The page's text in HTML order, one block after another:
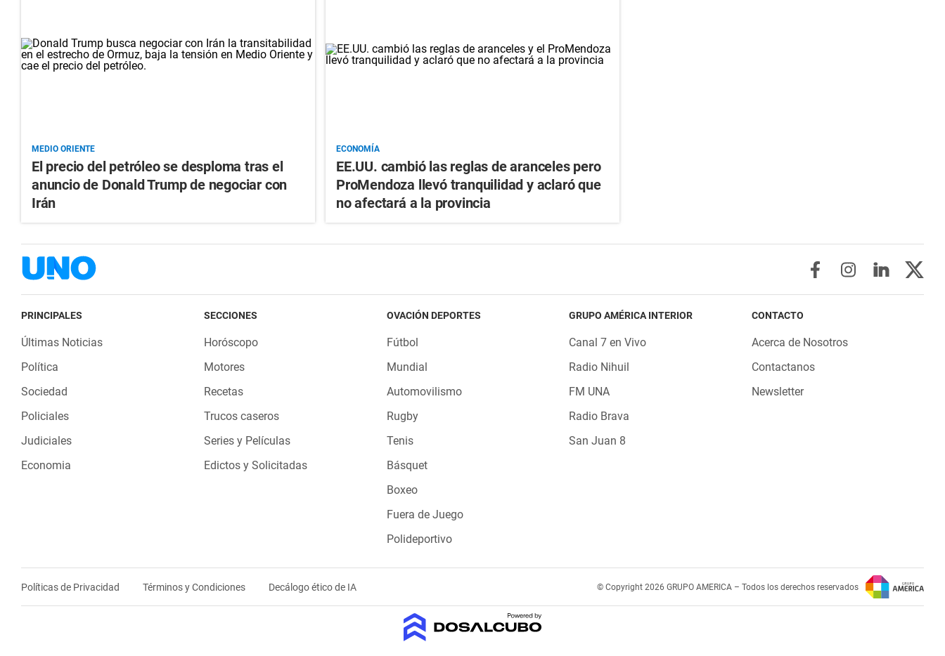
MEDIO ORIENTE
El precio del petróleo se desploma tras el
anuncio de Donald Trump de negociar con
Irán
ECONOMÍA
EE.UU. cambió las reglas de aranceles pero
ProMendoza llevó tranquilidad y aclaró que
no afectará a la provincia
PRINCIPALES
Últimas Noticias
Política
Sociedad
Policiales
Judiciales
Economia
SECCIONES
Horóscopo
Motores
Recetas
Trucos caseros
Series y Películas
Edictos y Solicitadas
OVACIÓN DEPORTES
Fútbol
Mundial
Automovilismo
Rugby
Tenis
Básquet
Boxeo
Fuera de Juego
Polideportivo
GRUPO AMÉRICA INTERIOR
Canal 7 en Vivo
Radio Nihuil
FM UNA
Radio Brava
San Juan 8
CONTACTO
Acerca de Nosotros
Contactanos
Newsletter
Políticas de Privacidad Términos y Condiciones Decálogo ético de IA © Copyright 2026 GRUPO AMERICA – Todos los derechos reservados